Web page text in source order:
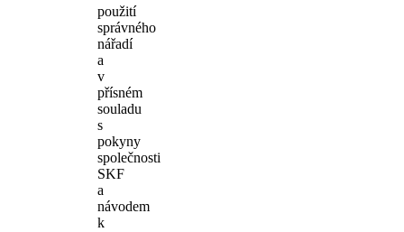
použití
správného
nářadí
a
v
přísném
souladu
s
pokyny
společnosti
SKF
a
návodem
k